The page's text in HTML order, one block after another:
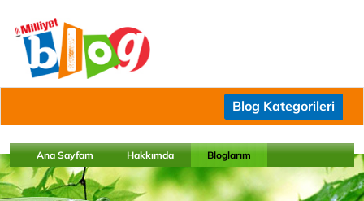
Blog Kategorileri
Ana Sayfam Hakkımda Bloglarım